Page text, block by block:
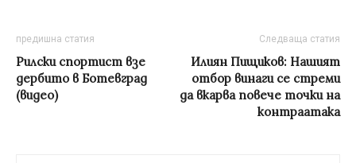
предишна статия
Рилски спортист взе
дербито в Ботевград
(видео)
Следваща статия
Илиян Пищиков: Нашият
отбор винаги се стреми
да вкарва повече точки на
контраатака